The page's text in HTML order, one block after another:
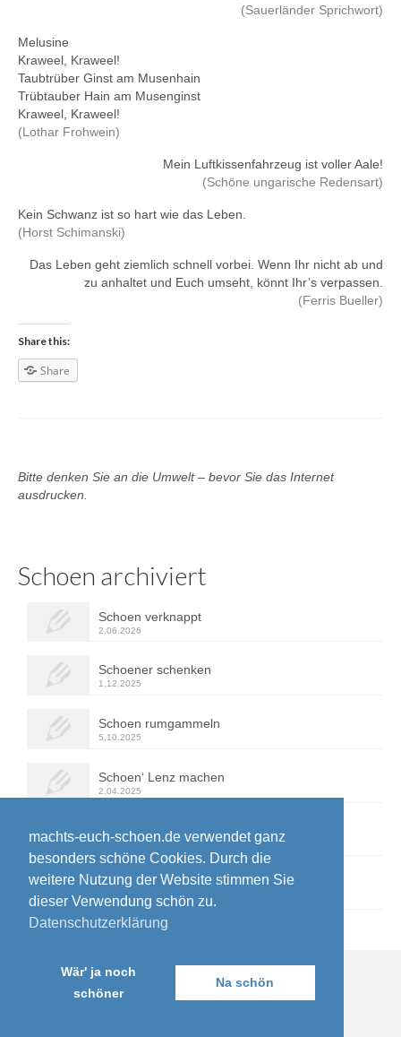
(Sauerländer Sprichwort)
Melusine
Kraweel, Kraweel!
Taubtrüber Ginst am Musenhain
Trübtauber Hain am Musenginst
Kraweel, Kraweel!
(Lothar Frohwein)
Mein Luftkissenfahrzeug ist voller Aale!
(Schöne ungarische Redensart)
Kein Schwanz ist so hart wie das Leben.
(Horst Schimanski)
Das Leben geht ziemlich schnell vorbei. Wenn Ihr nicht ab und
zu anhaltet und Euch umseht, könnt Ihr’s verpassen.
(Ferris Bueller)
Share this:
Share
Bitte denken Sie an die Umwelt – bevor Sie das Internet
ausdrucken.
Schoen archiviert
Schoen verknappt
2.06.2026
Schoener schenken
1.12.2025
Schoen rumgammeln
5.10.2025
Schoen‘ Lenz machen
2.04.2025
Schoen rübermachen
3.10.2024
Schoen verpeilt
12.01.2023
Wer es sich hier schön gemacht hat: Impressum & Kontakt
machts-euch-schoen.de verwendet ganz
besonders schöne Cookies. Durch die
weitere Nutzung der Website stimmen Sie
dieser Verwendung schön zu.
Datenschutzerklärung
Wär' ja noch
schöner
Na schön